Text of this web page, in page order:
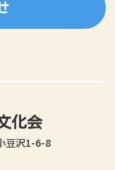
化会
沢1-6-8